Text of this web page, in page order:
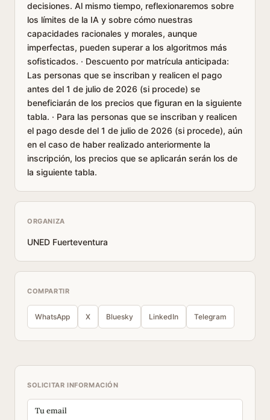
decisiones. Al mismo tiempo, reflexionaremos sobre
los límites de la IA y sobre cómo nuestras
capacidades racionales y morales, aunque
imperfectas, pueden superar a los algoritmos más
sofisticados. · Descuento por matrícula anticipada:
Las personas que se inscriban y realicen el pago
antes del 1 de julio de 2026 (si procede) se
beneficiarán de los precios que figuran en la siguiente
tabla. · Para las personas que se inscriban y realicen
el pago desde del 1 de julio de 2026 (si procede), aún
en el caso de haber realizado anteriormente la
inscripción, los precios que se aplicarán serán los de
la siguiente tabla.
ORGANIZA
UNED Fuerteventura
COMPARTIR
WhatsApp X Bluesky LinkedIn Telegram
SOLICITAR INFORMACIÓN